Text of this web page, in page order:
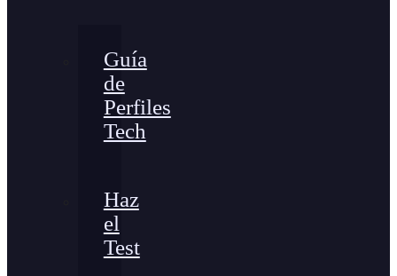
Guía
de
Perfiles
Tech
Haz
el
Test